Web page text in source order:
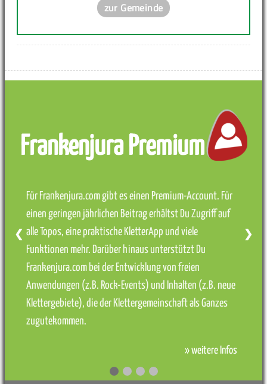
zur Gemeinde
Frankenjura Premium
Für Frankenjura.com gibt es einen Premium-Account. Für
einen geringen jährlichen Beitrag erhältst Du Zugriff auf
alle Topos, eine praktische KletterApp und viele
Funktionen mehr. Darüber hinaus unterstützt Du
Frankenjura.com bei der Entwicklung von freien
Anwendungen (z.B. Rock-Events) und Inhalten (z.B. neue
Klettergebiete), die der Klettergemeinschaft als Ganzes
zugutekommen.
» weitere Infos
❮ ❯